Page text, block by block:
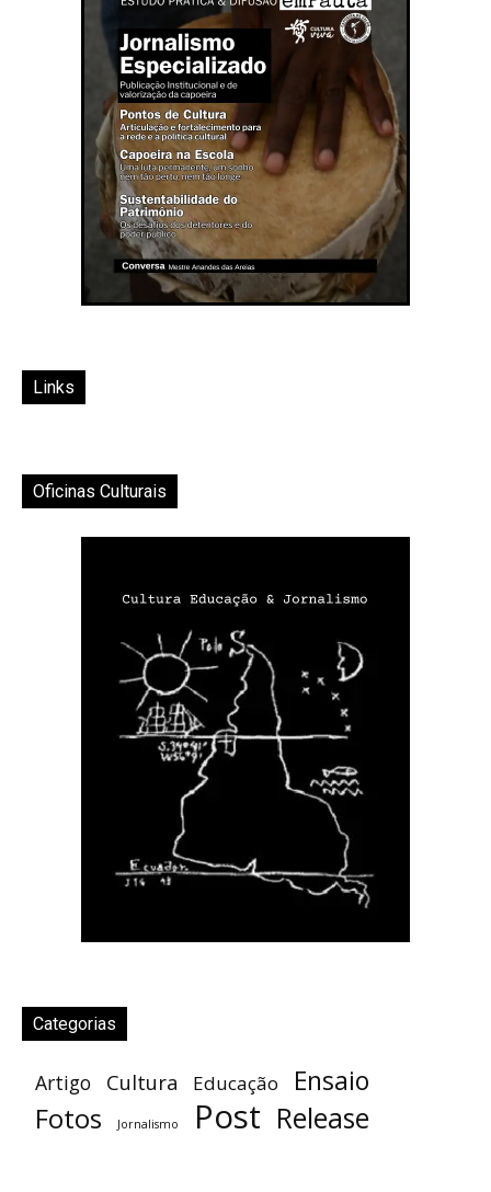
Links
Oficinas Culturais
Categorias
Artigo Cultura Educação Ensaio
Fotos Jornalismo Post Release